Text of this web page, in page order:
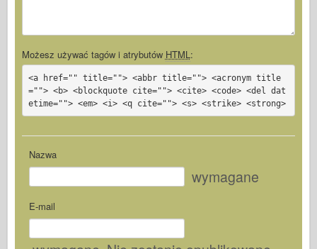
Możesz używać tagów i atrybutów HTML:
<a href="" title=""> <abbr title=""> <acronym title
=""> <b> <blockquote cite=""> <cite> <code> <del dat
etime=""> <em> <i> <q cite=""> <s> <strike> <strong>
Nazwa
wymagane
E-mail